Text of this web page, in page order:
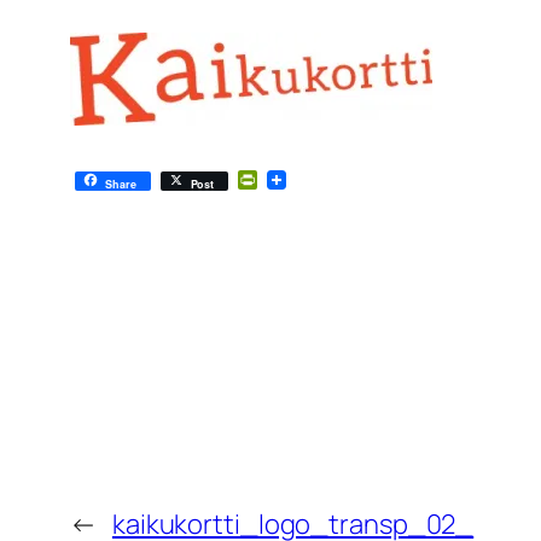
Share Post PrintFriendly
← kaikukortti_logo_transp_02_